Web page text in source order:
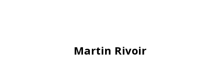
Martin Rivoir